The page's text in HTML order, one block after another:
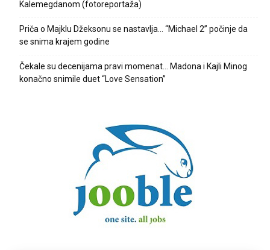
Kalemegdanom (fotoreportaža)
Priča o Majklu Džeksonu se nastavlja… “Michael 2” počinje da
se snima krajem godine
Čekale su decenijama pravi momenat… Madona i Kajli Minog
konačno snimile duet “Love Sensation”